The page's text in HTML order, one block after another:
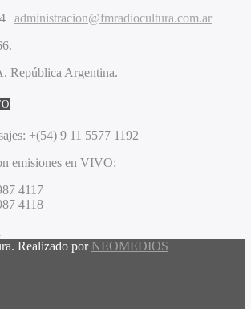
| administracion@fmradiocultura.com.ar
República Argentina.
+(54) 9 11 5577 1192
emisiones en VIVO:
4117
4118
Realizado por NEOMEDIOS